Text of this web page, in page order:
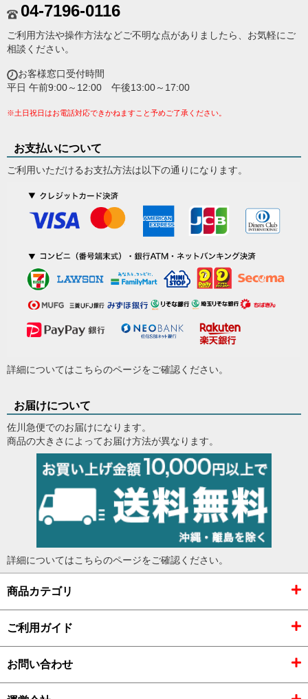
04-7196-0116
ご利用方法や操作方法などご不明な点がありましたら、お気軽にご
相談ください。
お客様窓口受付時間
平日 午前9:00～12:00 午後13:00～17:00
※土日祝日はお電話対応できかねますこと予めご了承ください。
お支払いについて
ご利用いただけるお支払方法は以下の通りになります。
詳細についてはこちらのページをご確認ください。
お届けについて
佐川急便でのお届けになります。
商品の大きさによってお届け方法が異なります。
詳細についてはこちらのページをご確認ください。
商品カテゴリ
ご利用ガイド
お問い合わせ